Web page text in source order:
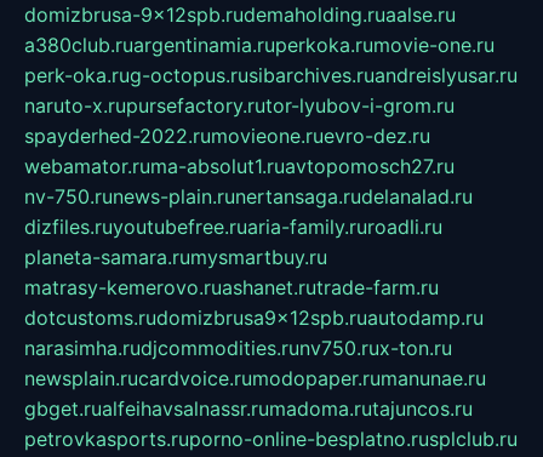
domizbrusa-9x12spb.rudemaholding.ruaalse.ru
a380club.ruargentinamia.ruperkoka.rumovie-one.ru
perk-oka.rug-octopus.rusibarchives.ruandreislyusar.ru
naruto-x.rupursefactory.rutor-lyubov-i-grom.ru
spayderhed-2022.rumovieone.ruevro-dez.ru
webamator.ruma-absolut1.ruavtopomosch27.ru
nv-750.runews-plain.runertansaga.rudelanalad.ru
dizfiles.ruyoutubefree.ruaria-family.ruroadli.ru
planeta-samara.rumysmartbuy.ru
matrasy-kemerovo.ruashanet.rutrade-farm.ru
dotcustoms.rudomizbrusa9x12spb.ruautodamp.ru
narasimha.rudjcommodities.runv750.rux-ton.ru
newsplain.rucardvoice.rumodopaper.rumanunae.ru
gbget.rualfeihavsalnassr.rumadoma.rutajuncos.ru
petrovkasports.ruporno-online-besplatno.rusplclub.ru